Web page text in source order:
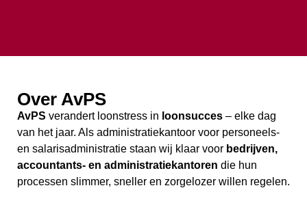
Over AvPS
AvPS verandert loonstress in loonsucces – elke dag
van het jaar. Als administratiekantoor voor personeels-
en salarisadministratie staan wij klaar voor bedrijven,
accountants- en administratiekantoren die hun
processen slimmer, sneller en zorgelozer willen regelen.